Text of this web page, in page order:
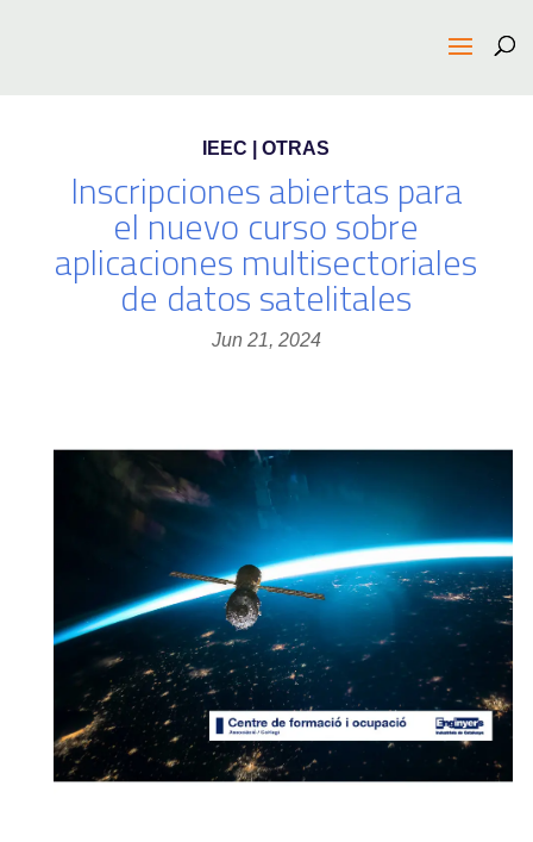
IEEC | OTRAS
Inscripciones abiertas para
el nuevo curso sobre
aplicaciones multisectoriales
de datos satelitales
Jun 21, 2024